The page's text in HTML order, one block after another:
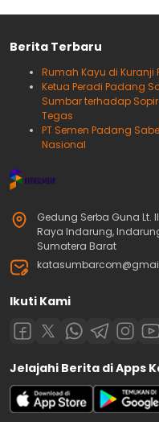
Berita Terbaru
Rumah Kayu di Kuranji
Ketua Peradi Padang
Sumbar terhadap
Tegas
PT Semen Padang
Nasional
Gedung Serba Guna Lt.
Raya Indarung,
Sumatera Barat
Ikuti Kami
Jelajahi Berita di Apps